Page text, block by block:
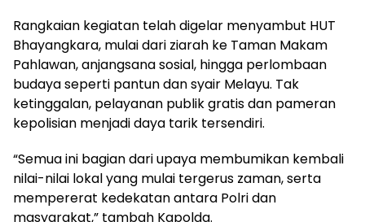
Rangkaian kegiatan telah digelar menyambut HUT
Bhayangkara, mulai dari ziarah ke Taman Makam
Pahlawan, anjangsana sosial, hingga perlombaan
budaya seperti pantun dan syair Melayu. Tak
ketinggalan, pelayanan publik gratis dan pameran
kepolisian menjadi daya tarik tersendiri.
“Semua ini bagian dari upaya membumikan kembali
nilai-nilai lokal yang mulai tergerus zaman, serta
mempererat kedekatan antara Polri dan
masyarakat,” tambah Kapolda.